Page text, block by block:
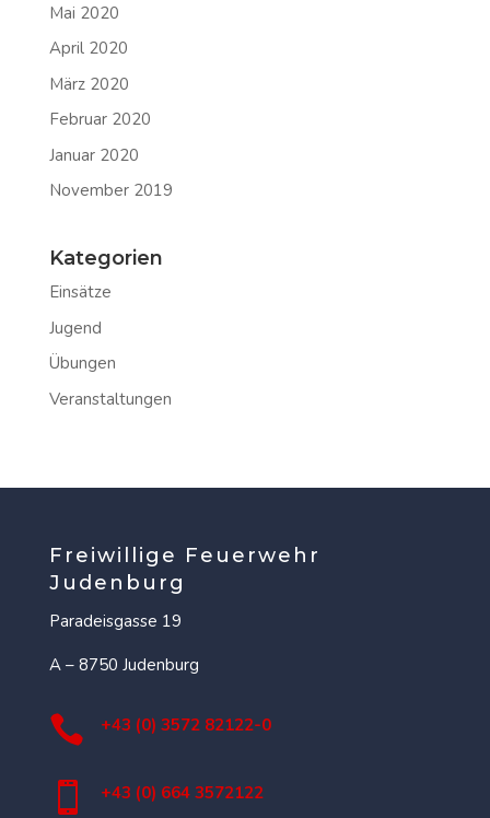
Mai 2020
April 2020
März 2020
Februar 2020
Januar 2020
November 2019
Kategorien
Einsätze
Jugend
Übungen
Veranstaltungen
Freiwillige Feuerwehr
Judenburg
Paradeisgasse 19
A – 8750 Judenburg
 +43 (0) 3572 82122-0
 +43 (0) 664 3572122